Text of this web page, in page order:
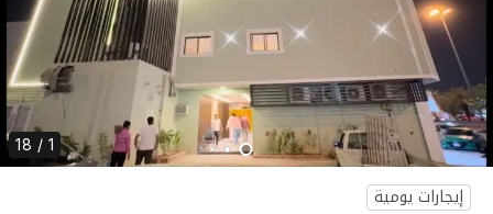
1 / 18
إيجارات يومية